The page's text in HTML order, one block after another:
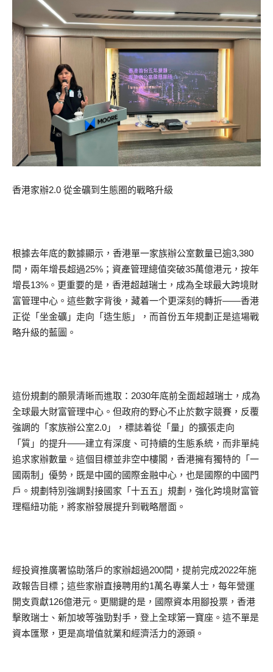
香港家辦2.0 從金礦到生態圈的戰略升級
根據去年底的數據顯示，香港單一家族辦公室數量已逾3,380
間，兩年增長超過25%；資產管理總值突破35萬億港元，按年
增長13%。更重要的是，香港超越瑞士，成為全球最大跨境財
富管理中心。這些數字背後，藏着一个更深刻的轉折——香港
正從「坐金礦」走向「造生態」，而首份五年規劃正是這場戰
略升級的藍圖。
這份規劃的願景清晰而進取：2030年底前全面超越瑞士，成為
全球最大財富管理中心。但政府的野心不止於數字競賽，反覆
強調的「家族辦公室2.0」，標誌着從「量」的擴張走向
「質」的提升——建立有深度、可持續的生態系統，而非單純
追求家辦數量。這個目標並非空中樓閣，香港擁有獨特的「一
國兩制」優勢，既是中國的國際金融中心，也是國際的中國門
戶。規劃特別強調對接國家「十五五」規劃，強化跨境財富管
理樞紐功能，將家辦發展提升到戰略層面。
經投資推廣署協助落戶的家辦超過200間，提前完成2022年施
政報告目標；這些家辦直接聘用約1萬名專業人士，每年營運
開支貢獻126億港元。更關鍵的是，國際資本用腳投票，香港
擊敗瑞士、新加坡等強勁對手，登上全球第一寶座。這不單是
資本匯聚，更是高增值就業和經濟活力的源頭。